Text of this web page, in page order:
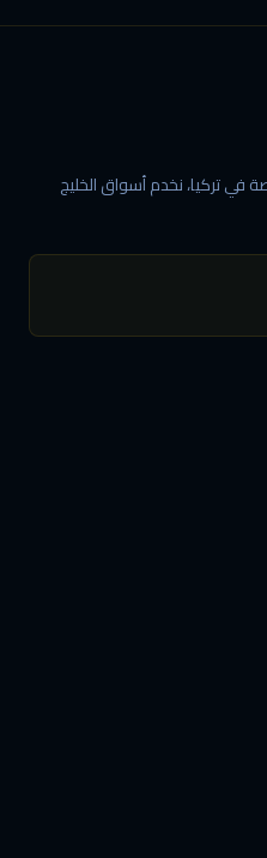
في تركيا، نخدم أسواق الخليج